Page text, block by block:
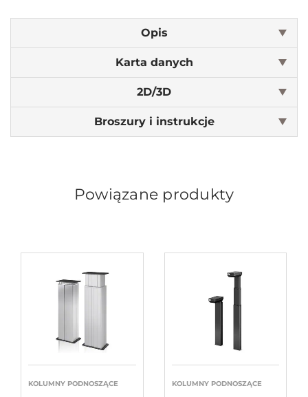
Opis
Karta danych
2D/3D
Broszury i instrukcje
Powiązane produkty
KOLUMNY PODNOSZĄCE KOLUMNY PODNOSZĄCE